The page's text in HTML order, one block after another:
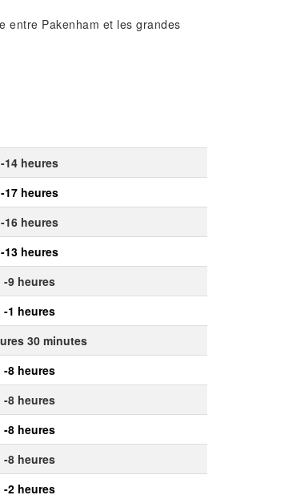
entre Pakenham et les grandes
-14 heures
-17 heures
-16 heures
-13 heures
-9 heures
-1 heures
30 minutes
-8 heures
-8 heures
-8 heures
-8 heures
-2 heures